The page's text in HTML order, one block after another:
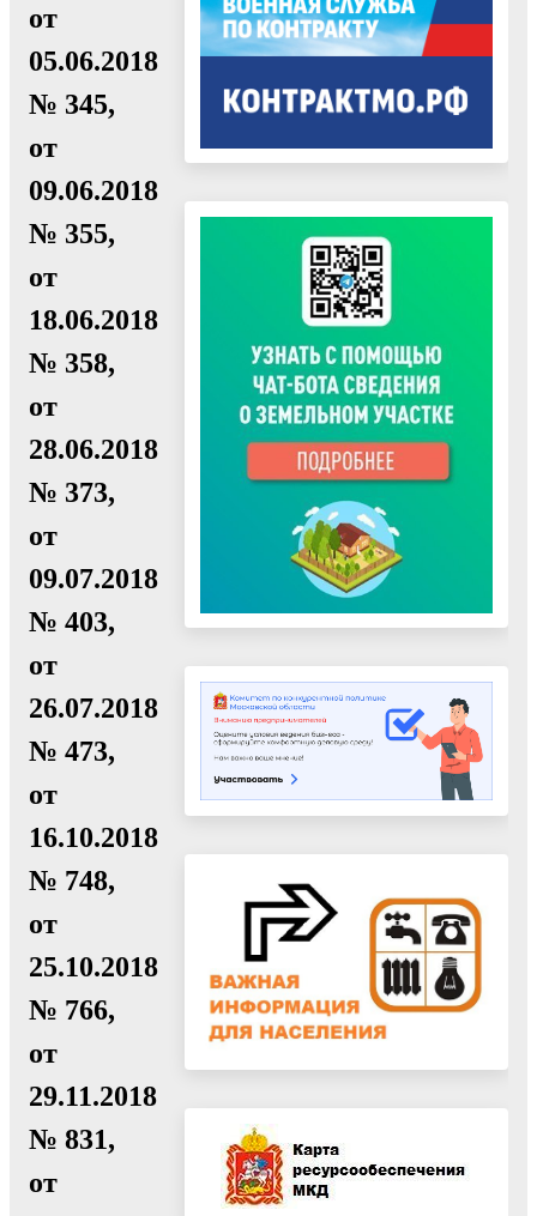
от
05.06.2018
№ 345,
от
09.06.2018
№ 355,
от
18.06.2018
№ 358,
от
28.06.2018
№ 373,
от
09.07.2018
№ 403,
от
26.07.2018
№ 473,
от
16.10.2018
№ 748,
от
25.10.2018
№ 766,
от
29.11.2018
№ 831,
от